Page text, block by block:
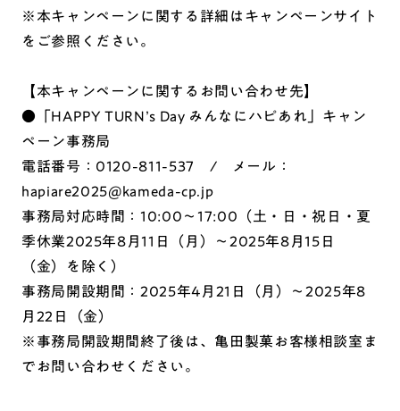
※本キャンペーンに関する詳細はキャンペーンサイト
をご参照ください。
【本キャンペーンに関するお問い合わせ先】
●「HAPPY TURN’s Day みんなにハピあれ」キャン
ペーン事務局
電話番号：0120-811-537 / メール：
hapiare2025@kameda-cp.jp
事務局対応時間：10:00～17:00（土・日・祝日・夏
季休業2025年8月11日（月）～2025年8月15日
（金）を除く）
事務局開設期間：2025年4月21日（月）～2025年8
月22日（金）
※事務局開設期間終了後は、亀田製菓お客様相談室ま
でお問い合わせください。